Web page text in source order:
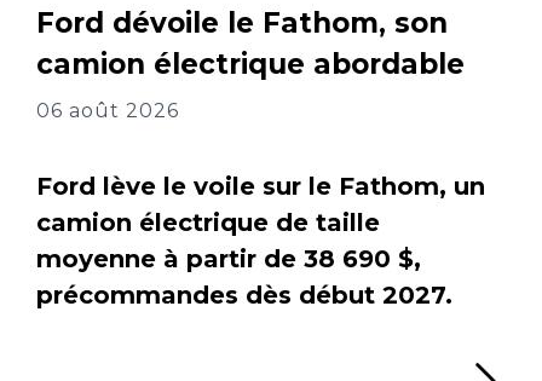
Ford dévoile le Fathom, son
camion électrique abordable
06 août 2026
Ford lève le voile sur le Fathom, un
camion électrique de taille
moyenne à partir de 38 690 $,
précommandes dès début 2027.